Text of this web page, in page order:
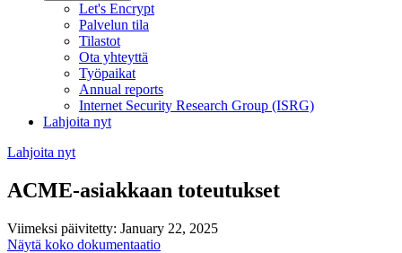
Let's Encrypt
Palvelun tila
Tilastot
Ota yhteyttä
Työpaikat
Annual reports
Internet Security Research Group (ISRG)
Lahjoita nyt
Lahjoita nyt
ACME-asiakkaan toteutukset
Viimeksi päivitetty: January 22, 2025
Näytä koko dokumentaatio